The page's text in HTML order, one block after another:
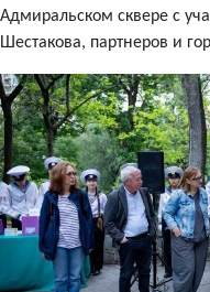
Адмиральском сквере с
Шестакова, партнеров и